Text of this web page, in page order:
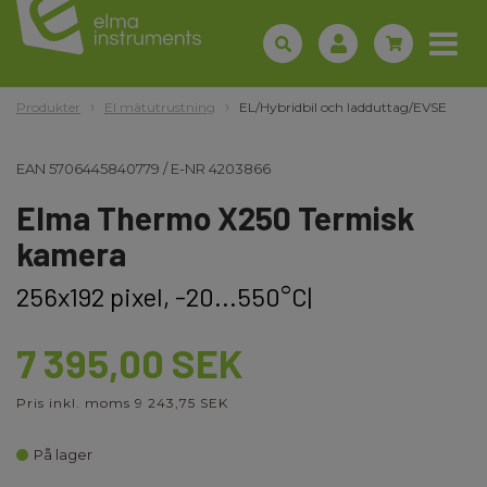
Produkter El mätutrustning EL/Hybridbil och ladduttag/EVSE
EAN 5706445840779 /E-NR 4203866
Elma Thermo X250 Termisk
kamera
256x192 pixel, -20...550°C|
7 395,00 SEK
Pris inkl. moms 9 243,75 SEK
På lager